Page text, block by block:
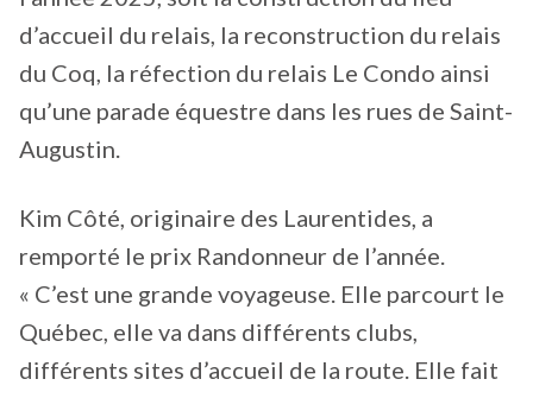
d’accueil du relais, la reconstruction du relais
du Coq, la réfection du relais Le Condo ainsi
qu’une parade équestre dans les rues de Saint-
Augustin.
Kim Côté, originaire des Laurentides, a
remporté le prix Randonneur de l’année.
« C’est une grande voyageuse. Elle parcourt le
Québec, elle va dans différents clubs,
différents sites d’accueil de la route. Elle fait